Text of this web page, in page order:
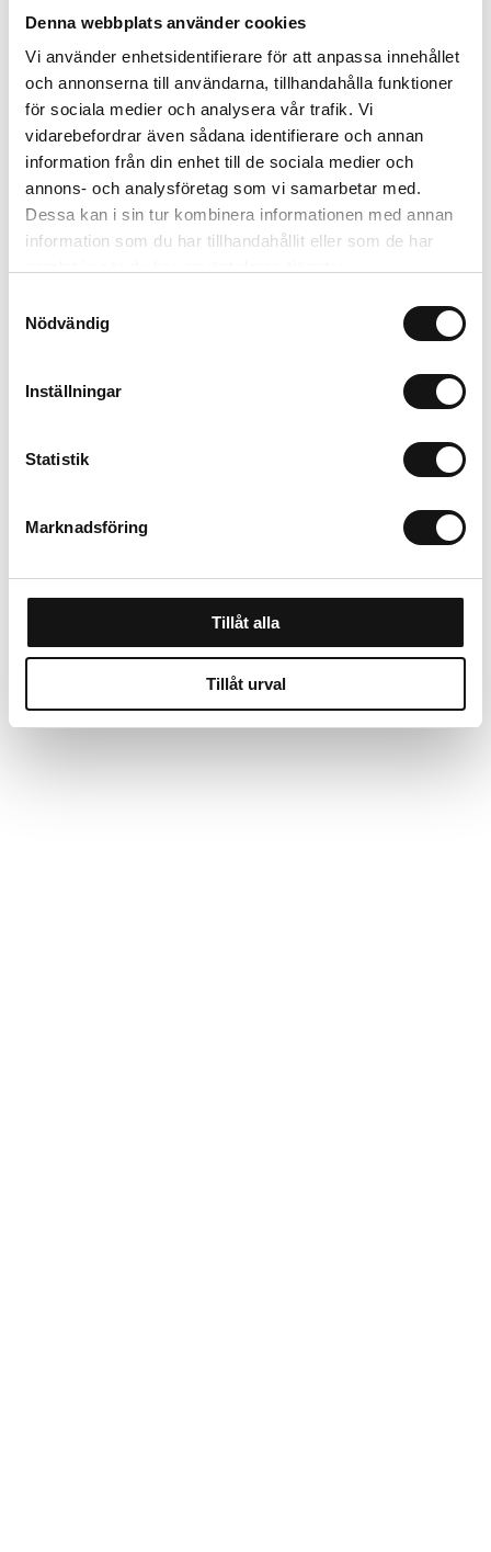
Denna webbplats använder cookies
Vi använder enhetsidentifierare för att anpassa innehållet
och annonserna till användarna, tillhandahålla funktioner
för sociala medier och analysera vår trafik. Vi
vidarebefordrar även sådana identifierare och annan
information från din enhet till de sociala medier och
annons- och analysföretag som vi samarbetar med.
Dessa kan i sin tur kombinera informationen med annan
information som du har tillhandahållit eller som de har
Nödvändig
Inställningar
Statistik
Marknadsföring
Tillåt alla
Tillåt urval
Beskrivning
Recensioner
Relaterade produkter
Liter)Beställningsvara, 1-2v
3 494 kr